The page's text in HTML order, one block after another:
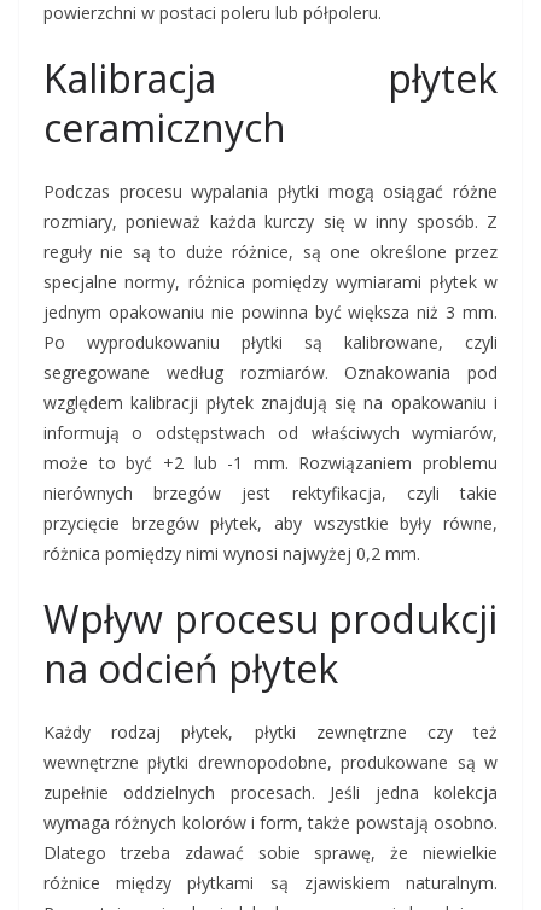
powierzchni w postaci poleru lub półpoleru.
Kalibracja płytek
ceramicznych
Podczas procesu wypalania płytki mogą osiągać różne
rozmiary, ponieważ każda kurczy się w inny sposób. Z
reguły nie są to duże różnice, są one określone przez
specjalne normy, różnica pomiędzy wymiarami płytek w
jednym opakowaniu nie powinna być większa niż 3 mm.
Po wyprodukowaniu płytki są kalibrowane, czyli
segregowane według rozmiarów. Oznakowania pod
względem kalibracji płytek znajdują się na opakowaniu i
informują o odstępstwach od właściwych wymiarów,
może to być +2 lub -1 mm. Rozwiązaniem problemu
nierównych brzegów jest rektyfikacja, czyli takie
przycięcie brzegów płytek, aby wszystkie były równe,
różnica pomiędzy nimi wynosi najwyżej 0,2 mm.
Wpływ procesu produkcji
na odcień płytek
Każdy rodzaj płytek, płytki zewnętrzne czy też
wewnętrzne płytki drewnopodobne,produkowane są w
zupełnie oddzielnych procesach. Jeśli jedna kolekcja
wymaga różnych kolorów i form, także powstają osobno.
Dlatego trzeba zdawać sobie sprawę, że niewielkie
różnice między płytkami są zjawiskiem naturalnym.